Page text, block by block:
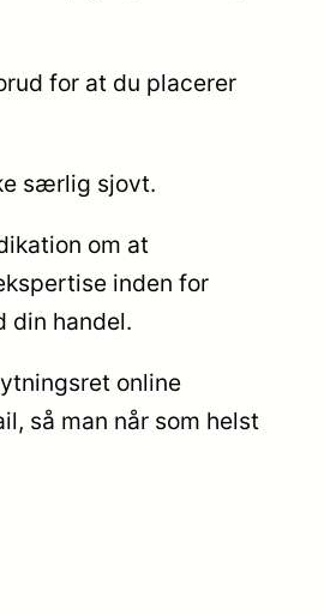
for at du placerer
særlig sjovt.
om at
inden for
din handel.
online
så man når som helst